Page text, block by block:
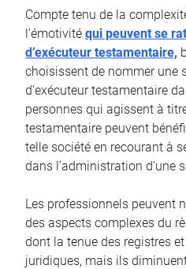
Compte tenu de la
l’émotivité qui peuvent se
d’exécuteur testamentaire,
choisissent de nommer une
d’exécuteur testamentaire
personnes qui agissent à
testamentaire peuvent
telle société en recourant à
dans l’administration d’une
Les professionnels peuvent
des aspects complexes du
dont la tenue des registres
juridiques, mais ils